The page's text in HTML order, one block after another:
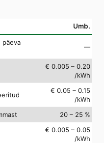
Umb.
—
€ 0.005 – 0.20
/kWh
€ 0.05 – 0.15
/kWh
20 – 25 %
€ 0.005 – 0.05
/kWh